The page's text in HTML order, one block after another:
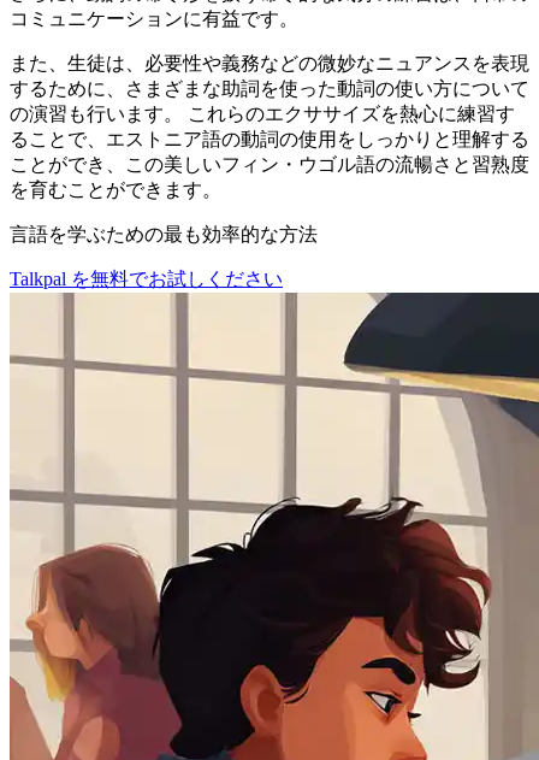
コミュニケーションに有益です。
また、生徒は、必要性や義務などの微妙なニュアンスを表現
するために、さまざまな助詞を使った動詞の使い方について
の演習も行います。 これらのエクササイズを熱心に練習す
ることで、エストニア語の動詞の使用をしっかりと理解する
ことができ、この美しいフィン・ウゴル語の流暢さと習熟度
を育むことができます。
言語を学ぶための最も効率的な方法
Talkpal を無料でお試しください